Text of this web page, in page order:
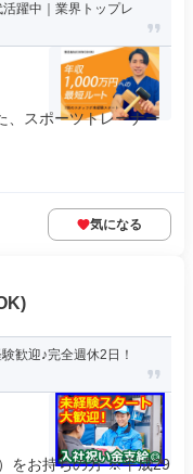
躍中｜業界トップレ
スポーツトレーナー
気になる
歓迎♪完全週休2日！
をお持ちの方 ※平成29